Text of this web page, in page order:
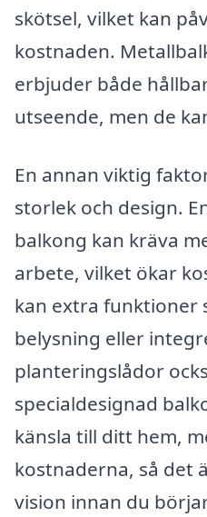
skötsel, vilket kan
kostnaden.
erbjuder både
utseende, men de
En annan viktig
storlek och design.
balkong kan kräva
arbete, vilket ökar
kan extra funktioner
belysning eller
planteringslådor
specialdesignad
känsla till ditt hem,
kostnaderna, så det
vision innan du